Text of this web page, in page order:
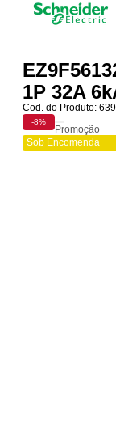
1P 32A
Cod. do Produto:
-8%
Promoção
Sob Encomenda